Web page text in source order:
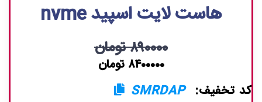
هاست لایت اسپید nvme
۸۹۰۰۰۰ تومان
۸۴۰۰۰۰۰ تومان
کد تخفیف: SMRDAP